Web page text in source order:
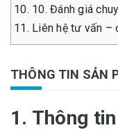
10. Đánh giá
Liên hệ tư vấn –
THÔNG TIN SẢN
1. Thông